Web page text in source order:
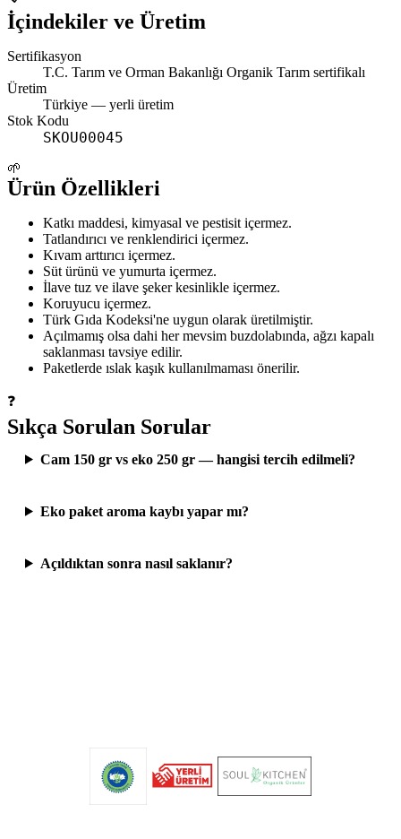
İçindekiler ve Üretim
Sertifikasyon
T.C. Tarım ve Orman Bakanlığı Organik Tarım sertifikalı
Üretim
Türkiye — yerli üretim
Stok Kodu
SKOU00045
🌱
Ürün Özellikleri
Katkı maddesi, kimyasal ve pestisit içermez.
Tatlandırıcı ve renklendirici içermez.
Kıvam arttırıcı içermez.
Süt ürünü ve yumurta içermez.
İlave tuz ve ilave şeker kesinlikle içermez.
Koruyucu içermez.
Türk Gıda Kodeksi'ne uygun olarak üretilmiştir.
Açılmamış olsa dahi her mevsim buzdolabında, ağzı kapalı
saklanması tavsiye edilir.
Paketlerde ıslak kaşık kullanılmaması önerilir.
❓
Sıkça Sorulan Sorular
Cam 150 gr vs eko 250 gr — hangisi tercih edilmeli?
Eko paket aroma kaybı yapar mı?
Açıldıktan sonra nasıl saklanır?